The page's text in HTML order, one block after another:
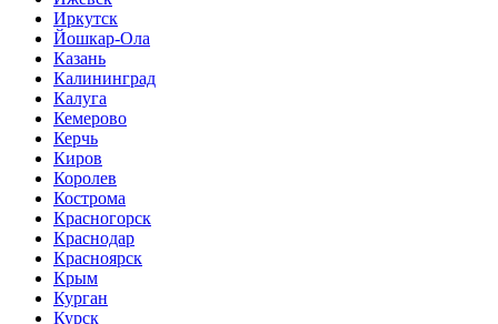
Иркутск
Йошкар-Ола
Казань
Калининград
Калуга
Кемерово
Керчь
Киров
Королев
Кострома
Красногорск
Краснодар
Красноярск
Крым
Курган
Курск